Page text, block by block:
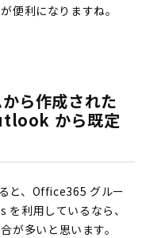
便利になりますね。
ら作成された
から既定
と、Office365 グルー
利用しているなら、
が多いと思います。